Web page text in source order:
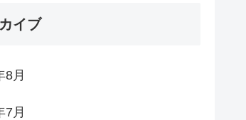
イブ
8月
7月